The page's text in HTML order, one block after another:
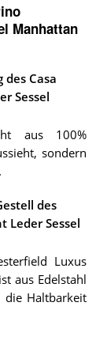
Manhattan
Casa
Sessel
aus 100%
sondern
des
Leder Sessel
Luxus
aus Edelstahl
Haltbarkeit